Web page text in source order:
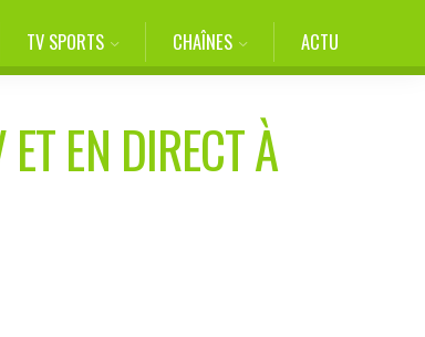
TV SPORTS CHAÎNES ACTU
EN DIRECT À